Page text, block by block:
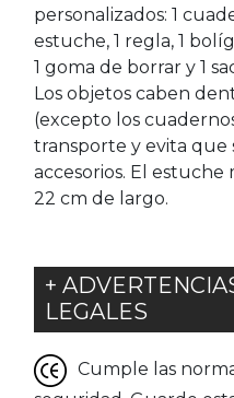
personalizados: 1
estuche, 1 regla, 1
1 goma de borrar y 1
Los objetos caben
(excepto los
transporte y evita que
accesorios. El
22 cm de largo.
+
LEGALES
Cumple las